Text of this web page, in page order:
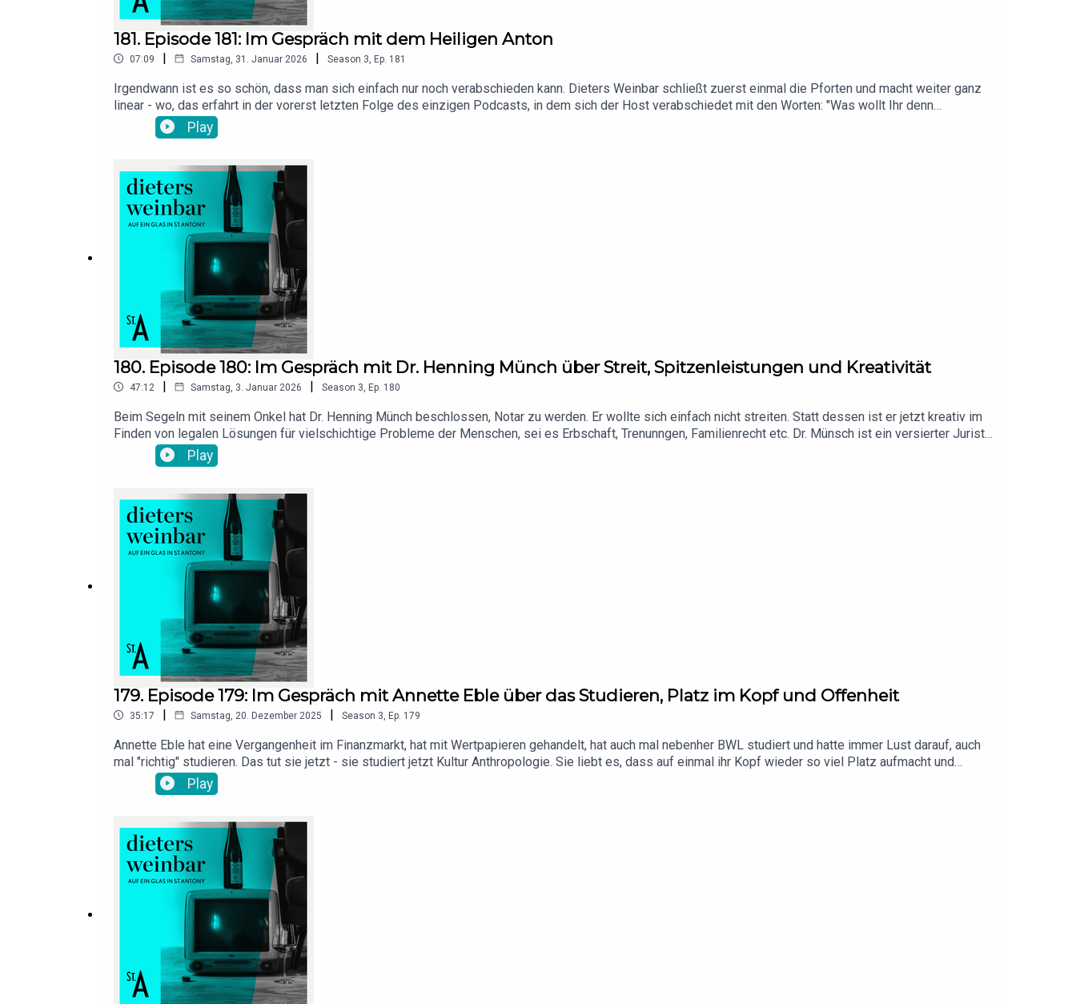
181. Episode 181: Im Gespräch mit dem Heiligen Anton
07:09 | Samstag, 31. Januar 2026 | Season 3 Ep. 181
Irgendwann ist es so schön, dass man sich einfach nur noch verabschieden kann. Dieters Weinbar schließt zuerst einmal die Pforten und macht weiter ganz
linear - wo, das erfahrt in der vorerst letzten Folge des einzigen Podcasts, in dem sich der Host verabschiedet mit den Worten: "Was wollt Ihr denn
trinken?"Das solltet Ihr mal auf Instagram auschecken: https://www.instagram.com/heiliger.anton/?hl=de
Play
180. Episode 180: Im Gespräch mit Dr. Henning Münch über Streit, Spitzenleistungen und Kreativität
47:12 | Samstag, 3. Januar 2026 | Season 3 Ep. 180
Beim Segeln mit seinem Onkel hat Dr. Henning Münch beschlossen, Notar zu werden. Er wollte sich einfach nicht streiten. Statt dessen ist er jetzt kreativ im
Finden von legalen Lösungen für vielschichtige Probleme der Menschen, sei es Erbschaft, Trenunngen, Familienrecht etc. Dr. Münsch ist ein versierter Jurist,
der seinen Job liebt und deshalb so leidenschaftlich darüber reden kann wie ein Künstler über seine Kunst. Prädikat hörenswert!Hier findet Ihr die Sozietät:
https://dilling-muench.de/
Play
179. Episode 179: Im Gespräch mit Annette Eble über das Studieren, Platz im Kopf und Offenheit
35:17 | Samstag, 20. Dezember 2025 | Season 3 Ep. 179
Annette Eble hat eine Vergangenheit im Finanzmarkt, hat mit Wertpapieren gehandelt, hat auch mal nebenher BWL studiert und hatte immer Lust darauf, auch
mal "richtig" studieren. Das tut sie jetzt - sie studiert jetzt Kultur Anthropologie. Sie liebt es, dass auf einmal ihr Kopf wieder so viel Platz aufmacht und
deswegen plant sie jetzt auch, das ganze richtig mit dem Master abzuschließen. Eine wahre Moritat über die Möglichkeiten, die das Leben einem gibt und die
man entweder wahrnimmt oder eben nicht. Sie ist viel zu neugierig, um das nicht zu tun. Und wie das so ist, ein Studium im fortgeschrittenen Alter zu machen,
Play